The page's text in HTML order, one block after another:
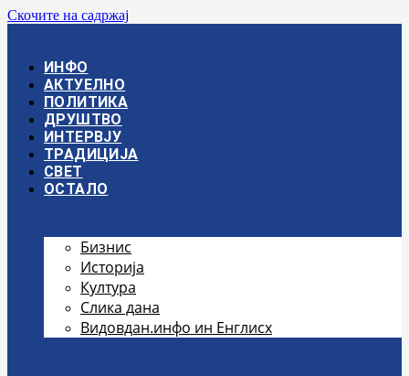
Скочите на садржај
ИНФО
АКТУЕЛНО
ПОЛИТИКА
ДРУШТВО
ИНТЕРВЈУ
ТРАДИЦИЈА
СВЕТ
ОСТАЛО
Бизнис
Историја
Култура
Слика дана
Видовдан.инфо ин Енглисх